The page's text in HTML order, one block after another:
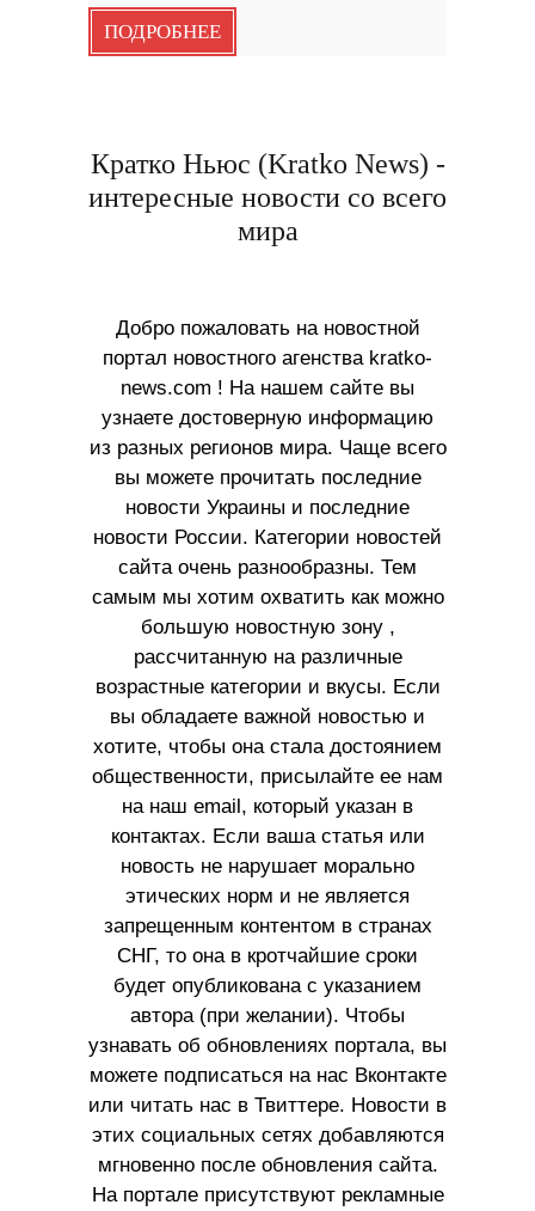
ПОДРОБНЕЕ
Кратко Ньюс (Kratko News) -
интересные новости со всего
мира
Добро пожаловать на новостной
портал новостного агенства kratko-
news.com ! На нашем сайте вы
узнаете достоверную информацию
из разных регионов мира. Чаще всего
вы можете прочитать последние
новости Украины и последние
новости России. Категории новостей
сайта очень разнообразны. Тем
самым мы хотим охватить как можно
большую новостную зону ,
рассчитанную на различные
возрастные категории и вкусы. Если
вы обладаете важной новостью и
хотите, чтобы она стала достоянием
общественности, присылайте ее нам
на наш email, который указан в
контактах. Если ваша статья или
новость не нарушает морально
этических норм и не является
запрещенным контентом в странах
СНГ, то она в кротчайшие сроки
будет опубликована с указанием
автора (при желании). Чтобы
узнавать об обновлениях портала, вы
можете подписаться на нас Вконтакте
или читать нас в Твиттере. Новости в
этих социальных сетях добавляются
мгновенно после обновления сайта.
На портале присутствуют рекламные